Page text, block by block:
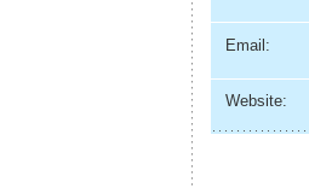
Email:
Website: